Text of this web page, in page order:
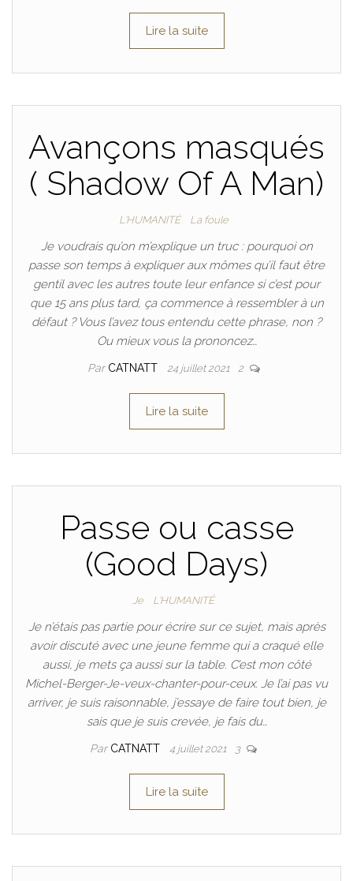
Lire la suite
Avançons masqués
( Shadow Of A Man)
L'HUMANITÉ La foule
Je voudrais qu’on m’explique un truc : pourquoi on
passe son temps à expliquer aux mômes qu’il faut être
gentil avec les autres toute leur enfance si c’est pour
que 15 ans plus tard, ça commence à ressembler à un
défaut ? Vous l’avez tous entendu cette phrase, non ?
Ou mieux vous la prononcez…
Par CATNATT 24 juillet 2021 2
Lire la suite
Passe ou casse
(Good Days)
Je L'HUMANITÉ
Je n’étais pas partie pour écrire sur ce sujet, mais après
avoir discuté avec une jeune femme qui a craqué elle
aussi, je mets ça aussi sur la table. C’est mon côté
Michel-Berger-Je-veux-chanter-pour-ceux. Je l’ai pas vu
arriver, je suis raisonnable, j’essaye de faire tout bien, je
sais que je suis crevée, je fais du…
Par CATNATT 4 juillet 2021 3
Lire la suite